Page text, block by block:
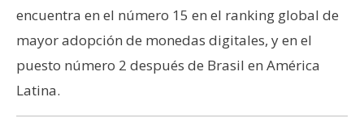
encuentra en el número 15 en el ranking global de
mayor adopción de monedas digitales, y en el
puesto número 2 después de Brasil en América
Latina.